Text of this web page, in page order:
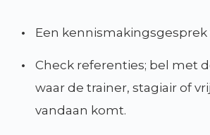
• Een kennismakingsgesprek
•
Check referenties; bel met
waar de trainer, stagiair of
vandaan komt.